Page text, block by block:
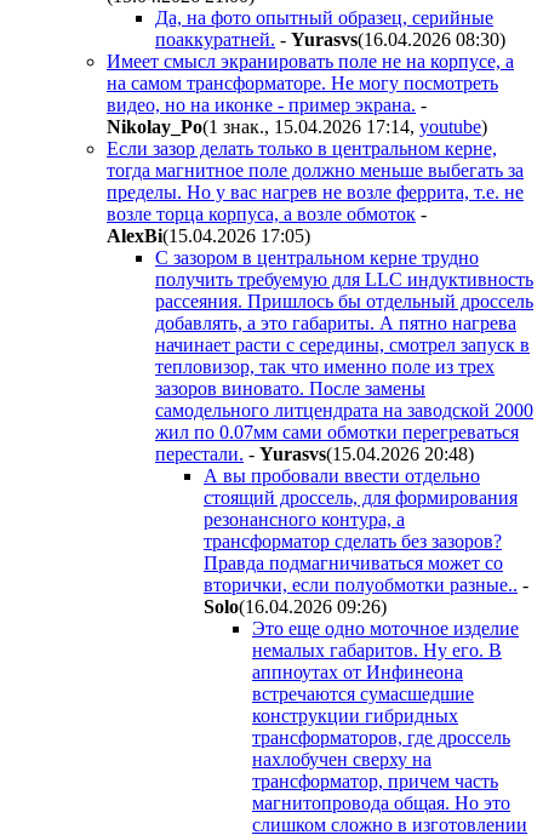
Да, на фото опытный образец, серийные
поаккуратней. - Yurasvs(16.04.2026 08:30)
Имеет смысл экранировать поле не на корпусе, а
на самом трансформаторе. Не могу посмотреть
видео, но на иконке - пример экрана. -
Nikolay_Po(1 знак., 15.04.2026 17:14, youtube)
Если зазор делать только в центральном керне,
тогда магнитное поле должно меньше выбегать за
пределы. Но у вас нагрев не возле феррита, т.е. не
возле торца корпуса, а возле обмоток -
AlexBi(15.04.2026 17:05)
С зазором в центральном керне трудно
получить требуемую для LLC индуктивность
рассеяния. Пришлось бы отдельный дроссель
добавлять, а это габариты. А пятно нагрева
начинает расти с середины, смотрел запуск в
тепловизор, так что именно поле из трех
зазоров виновато. После замены
самодельного литцендрата на заводской 2000
жил по 0.07мм сами обмотки перегреваться
перестали. - Yurasvs(15.04.2026 20:48)
А вы пробовали ввести отдельно
стоящий дроссель, для формирования
резонансного контура, а
трансформатор сделать без зазоров?
Правда подмагничиваться может со
вторички, если полуобмотки разные.. -
Solo(16.04.2026 09:26)
Это еще одно моточное изделие
немалых габаритов. Ну его. В
аппноутах от Инфинеона
встречаются сумасшедшие
конструкции гибридных
трансформаторов, где дроссель
нахлобучен сверху на
трансформатор, причем часть
магнитопровода общая. Но это
слишком сложно в изготовлении